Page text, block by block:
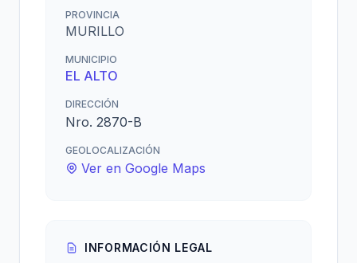
PROVINCIA
MURILLO
MUNICIPIO
EL ALTO
DIRECCIÓN
Nro. 2870-B
GEOLOCALIZACIÓN
Ver en Google Maps
INFORMACIÓN LEGAL